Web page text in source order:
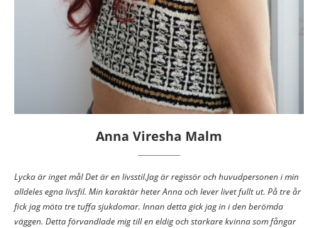
Anna Viresha Malm
Lycka är inget mål Det är en livsstil.Jag är regissör och huvudpersonen i min
alldeles egna livsfil. Min karaktär heter Anna och lever livet fullt ut. På tre år
fick jag möta tre tuffa sjukdomar. Innan detta gick jag in i den berömda
väggen. Detta förvandlade mig till en eldig och starkare kvinna som fångar